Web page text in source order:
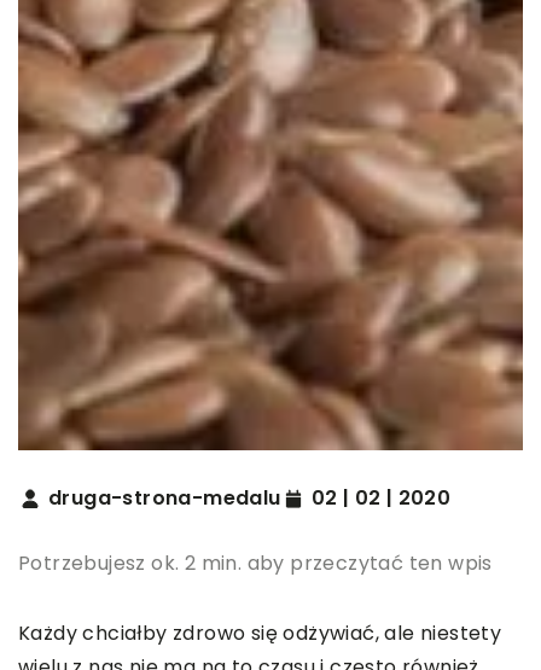
druga-strona-medalu 02 | 02 | 2020
Potrzebujesz ok. 2 min. aby przeczytać ten wpis
Każdy chciałby zdrowo się odżywiać, ale niestety